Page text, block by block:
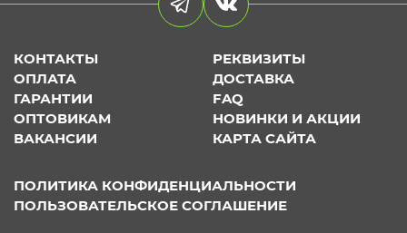
КОНТАКТЫ
РЕКВИЗИТЫ
ОПЛАТА
ДОСТАВКА
ГАРАНТИИ
FAQ
ОПТОВИКАМ
НОВИНКИ И АКЦИИ
ВАКАНСИИ
КАРТА САЙТА
ПОЛИТИКА КОНФИДЕНЦИАЛЬНОСТИ
ПОЛЬЗОВАТЕЛЬСКОЕ СОГЛАШЕНИЕ